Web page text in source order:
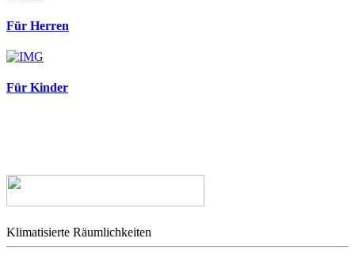
Für Herren
Für Kinder
Klimatisierte Räumlichkeiten